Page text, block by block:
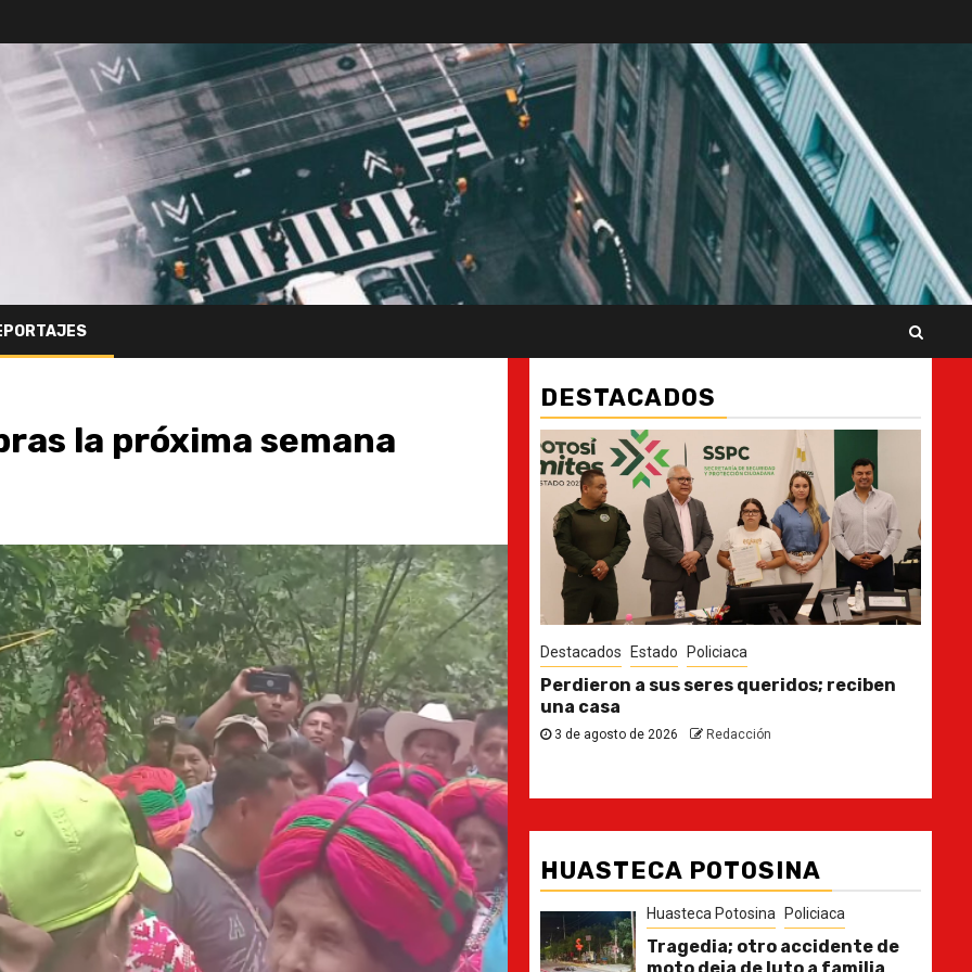
la próxima semana
DESTACADOS
impacto
Destacados Estado Policiaca
Perdieron a sus seres queridos; reciben
una casa
3 de agosto de 2026 Redacción
Destacados Estado
Ya casi, el quinto informe del Gobernador
30 de julio de 2026
HUASTECA POTOSINA
Huasteca Potosina Policiaca
Tragedia; otro accidente de